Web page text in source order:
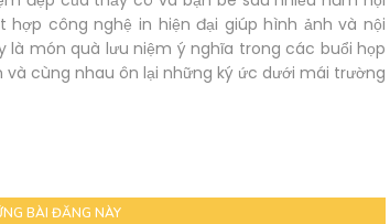
công nghệ in hiện đại giúp hình ảnh và nội
món quà lưu niệm ý nghĩa trong các buổi họp
cùng nhau ôn lại những ký ức dưới mái trường
BÀI ĐĂNG NÀY